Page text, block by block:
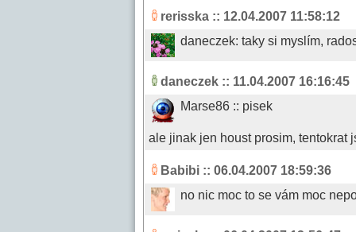
rerisska :: 12.04.2007 11:58:12
daneczek: taky si myslím,
daneczek :: 11.04.2007 16:16:45
Marse86 :: pisek
ale jinak jen houst prosim, tentokrat
Babibi :: 06.04.2007 18:59:36
no nic moc to se vám moc